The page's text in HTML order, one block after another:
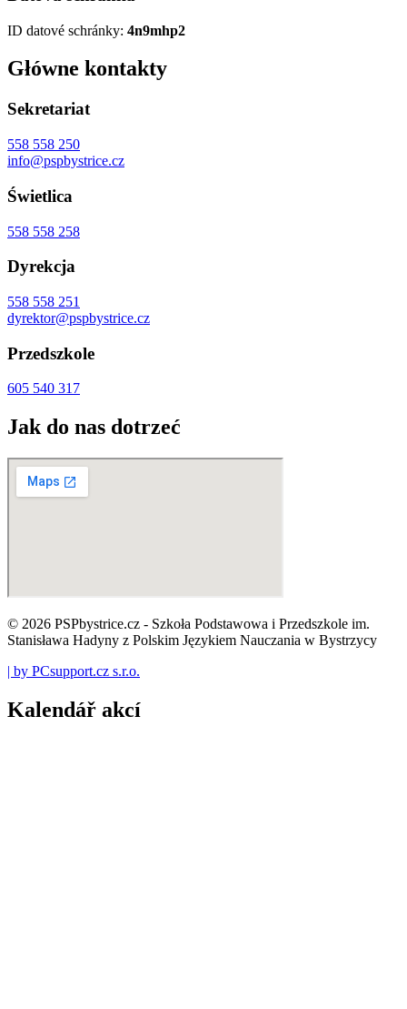
ID datové schránky: 4n9mhp2
Główne kontakty
Sekretariat
558 558 250
info@pspbystrice.cz
Świetlica
558 558 258
Dyrekcja
558 558 251
dyrektor@pspbystrice.cz
Przedszkole
605 540 317
Jak do nas dotrzeć
© 2026 PSPbystrice.cz - Szkoła Podstawowa i Przedszkole im.
Stanisława Hadyny z Polskim Językiem Nauczania w Bystrzycy
| by PCsupport.cz s.r.o.
Kalendář akcí